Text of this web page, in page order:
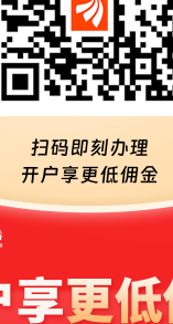
1.09亿 2.23亿 -1.14
6533万 1.22亿 -5625
1.28亿 1.44亿 -1583
1.56亿 1.90亿 -3399
1.48亿 2.94亿 -1.46
1.72亿 1.48亿 2404
1.83亿 1.55亿 2841
1.59亿 2.24亿 -
2.32亿 2.44亿 -